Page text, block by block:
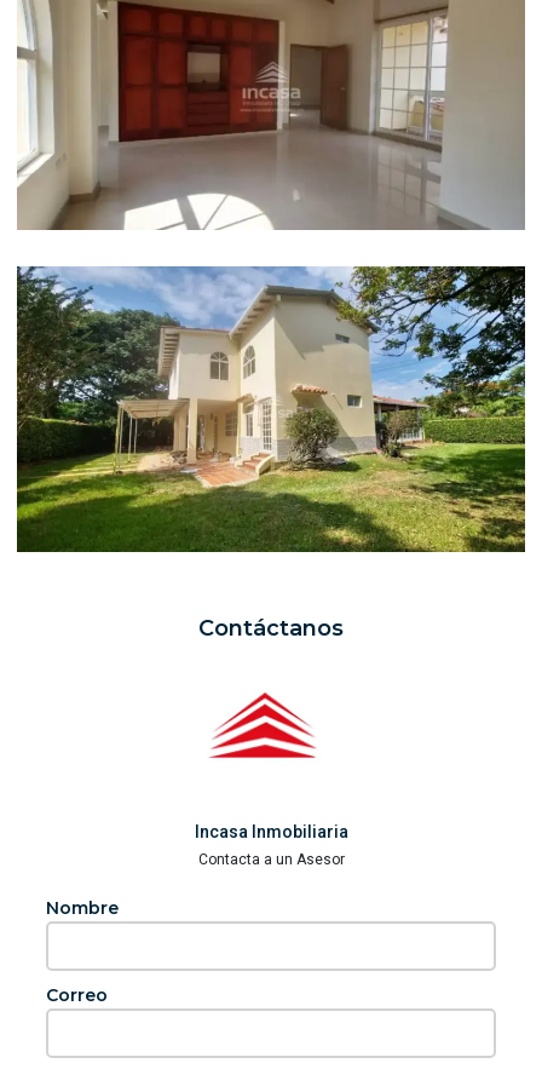
Contáctanos
Incasa Inmobiliaria
Contacta a un Asesor
Nombre
Correo